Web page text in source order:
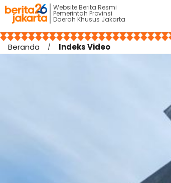
Website Berita Resmi
Pemerintah Provinsi
Daerah Khusus Jakarta
Beranda Indeks Video